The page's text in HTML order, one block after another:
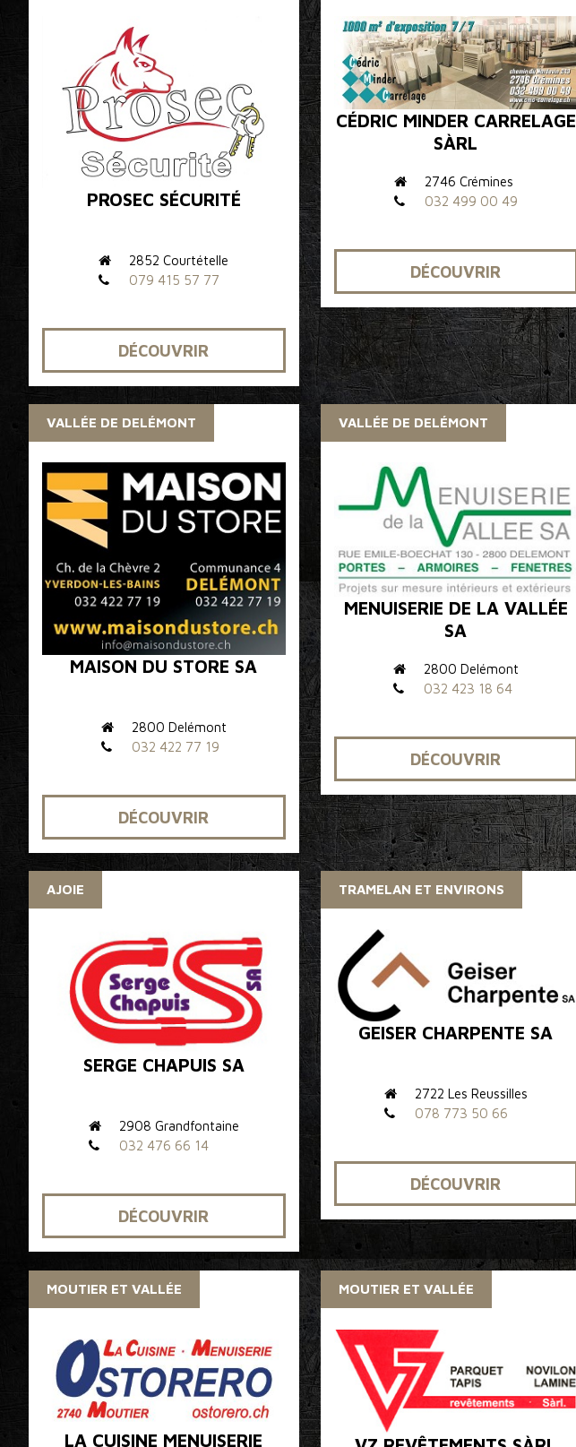
PROSEC SÉCURITÉ
2852 Courtételle
079 415 57 77
DÉCOUVRIR
CÉDRIC MINDER CARRELAGE
SÀRL
2746 Crémines
032 499 00 49
DÉCOUVRIR
VALLÉE DE DELÉMONT
MAISON DU STORE SA
2800 Delémont
032 422 77 19
DÉCOUVRIR
VALLÉE DE DELÉMONT
MENUISERIE DE LA VALLÉE
SA
2800 Delémont
032 423 18 64
DÉCOUVRIR
AJOIE
SERGE CHAPUIS SA
2908 Grandfontaine
032 476 66 14
DÉCOUVRIR
TRAMELAN ET ENVIRONS
GEISER CHARPENTE SA
2722 Les Reussilles
078 773 50 66
DÉCOUVRIR
MOUTIER ET VALLÉE
LA CUISINE MENUISERIE
MOUTIER ET VALLÉE